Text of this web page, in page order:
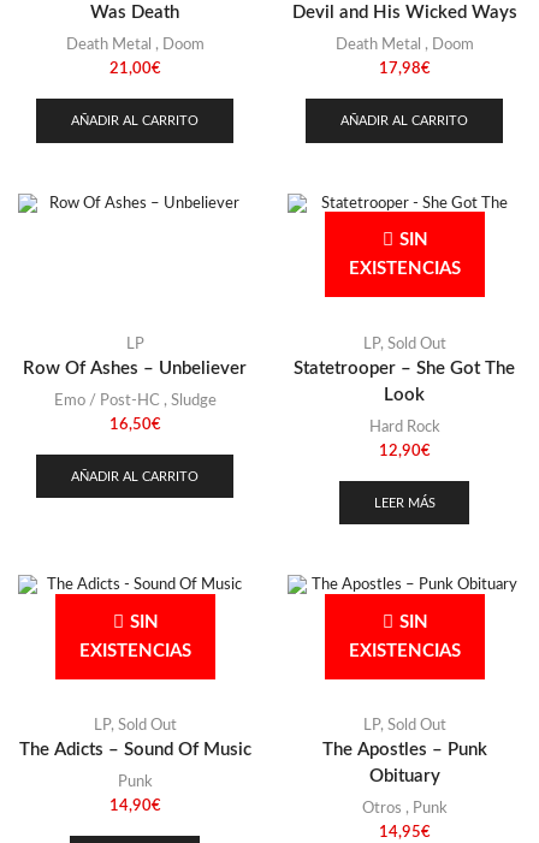
Was Death
Death Metal , Doom
21,00€
AÑADIR AL CARRITO
Devil and His Wicked Ways
Death Metal , Doom
17,98€
AÑADIR AL CARRITO
LP
Row Of Ashes – Unbeliever
Emo / Post-HC , Sludge
16,50€
AÑADIR AL CARRITO
SIN
EXISTENCIAS
LP, Sold Out
Statetrooper – She Got The
Look
Hard Rock
12,90€
LEER MÁS
SIN
EXISTENCIAS
LP, Sold Out
The Adicts – Sound Of Music
Punk
14,90€
SIN
EXISTENCIAS
LP, Sold Out
The Apostles – Punk
Obituary
Otros , Punk
14,95€